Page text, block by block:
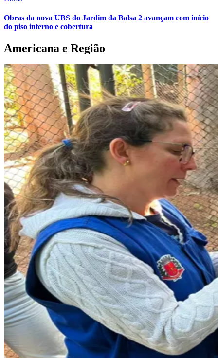
São Paulo
Obras da nova UBS do Jardim da Balsa 2 avançam com início
do piso interno e cobertura
Americana e Região